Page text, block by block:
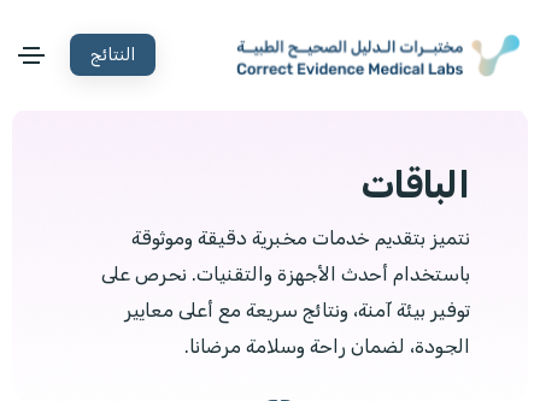
النتائج
الباقات
نتميز بتقديم خدمات مخبرية دقيقة وموثوقة
باستخدام أحدث الأجهزة والتقنيات. نحرص على
توفير بيئة آمنة، ونتائج سريعة مع أعلى معايير
الجودة، لضمان راحة وسلامة مرضانا.